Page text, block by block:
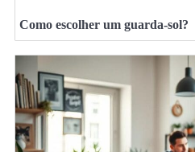
Como escolher um guarda-sol?